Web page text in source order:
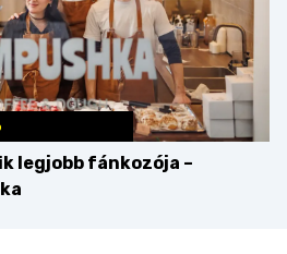
legjobb fánkozója –